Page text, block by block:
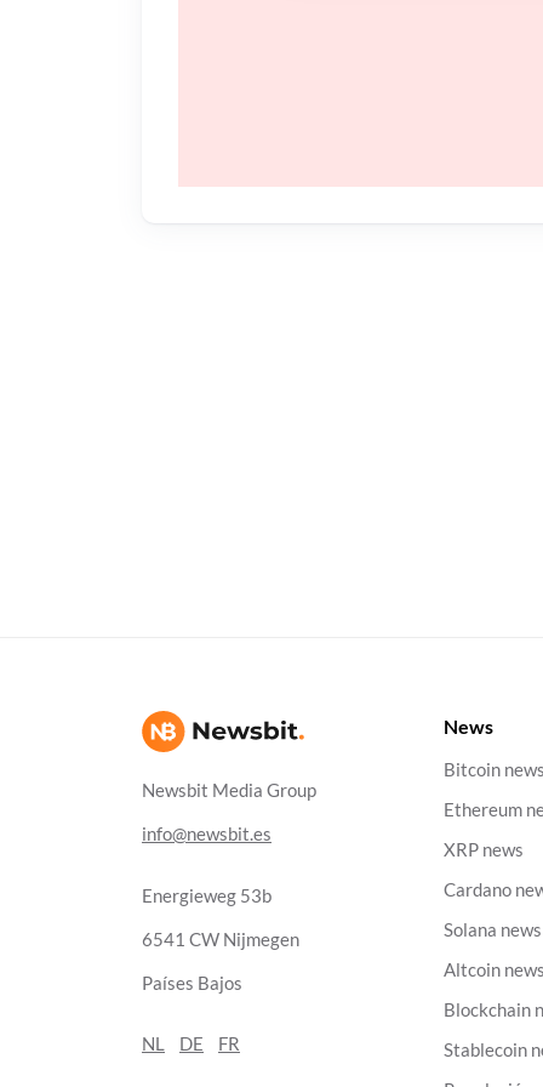
Newsbit Media Group
info@newsbit.es
Energieweg 53b
6541 CW Nijmegen
Países Bajos
NL DE FR
News
Bitcoin news
Ethereum
XRP news
Cardano
Solana news
Altcoin news
Blockchain
Stablecoin